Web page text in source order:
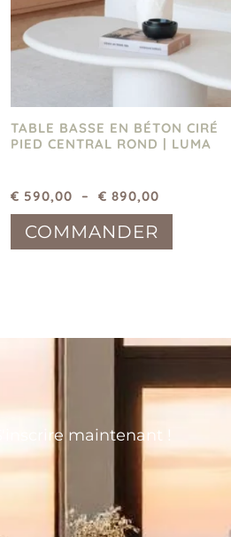
TABLE BASSE EN BÉTON CIRÉ
PIED CENTRAL ROND | LUMA
€ 590,00 – € 890,00
COMMANDER
S'inscrire maintenant !